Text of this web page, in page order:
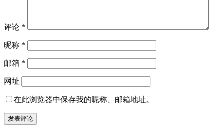
评论 *
昵称 *
邮箱 *
网址
在此浏览器中保存我的昵称、邮箱地址。